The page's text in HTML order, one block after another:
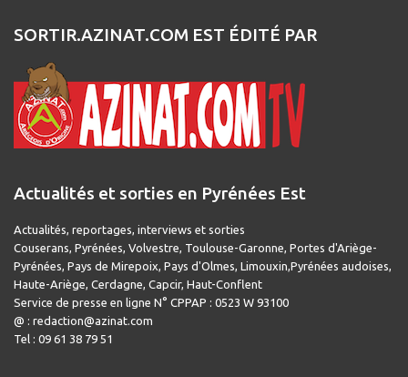
SORTIR.AZINAT.COM EST ÉDITÉ PAR
Actualités et sorties en Pyrénées Est
Actualités, reportages, interviews et sorties
Couserans, Pyrénées, Volvestre, Toulouse-Garonne, Portes d'Ariège-
Pyrénées, Pays de Mirepoix, Pays d'Olmes, Limouxin,Pyrénées audoises,
Haute-Ariège, Cerdagne, Capcir, Haut-Conflent
Service de presse en ligne N° CPPAP : 0523 W 93100
@ : redaction@azinat.com
Tel : 09 61 38 79 51